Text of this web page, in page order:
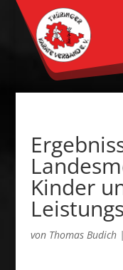
Kinder
von Thomas Budich|